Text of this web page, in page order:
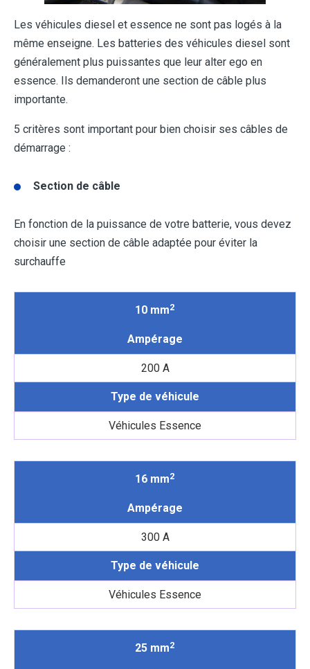
Les véhicules diesel et essence ne sont pas logés à la
même enseigne. Les batteries des véhicules diesel sont
généralement plus puissantes que leur alter ego en
essence. Ils demanderont une section de câble plus
importante.
5 critères sont important pour bien choisir ses câbles de
démarrage :
Section de câble
En fonction de la puissance de votre batterie, vous devez
choisir une section de câble adaptée pour éviter la
surchauffe
10 mm2
Ampérage
200 A
Type de véhicule
Véhicules Essence
16 mm2
Ampérage
300 A
Type de véhicule
Véhicules Essence
25 mm2